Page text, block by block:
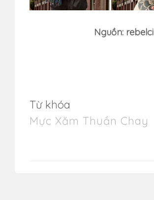
Nguồn:
Từ khóa
Mực Xăm Thuần Chay